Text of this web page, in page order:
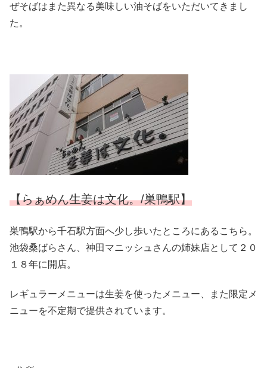
ぜそばはまた異なる美味しい油そばをいただいてきまし
た。
【らぁめん生姜は文化。/巣鴨駅】
巣鴨駅から千石駅方面へ少し歩いたところにあるこちら。
池袋桑ばらさん、神田マニッシュさんの姉妹店として２０
１８年に開店。
レギュラーメニューは生姜を使ったメニュー、また限定メ
ニューを不定期で提供されています。